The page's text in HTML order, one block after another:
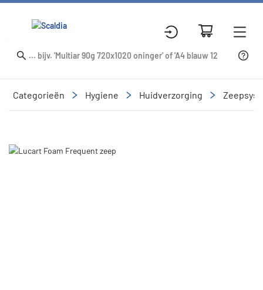
Categorieën Hygiene Huidverzorging
Slide 1 of 1